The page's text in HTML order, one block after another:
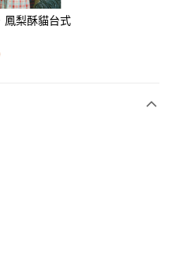
運費
運費
運費
鳳梨酥貓台式